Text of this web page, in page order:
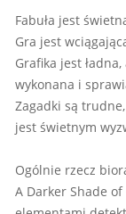
Fabuła jest
Gra jest
Grafika jest
wykonana i
Zagadki są
jest świetnym
Ogólnie rzecz
A Darker Shade